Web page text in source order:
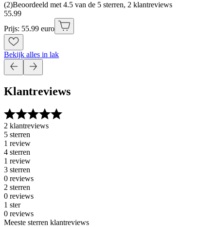
(2)Beoordeeld met 4.5 van de 5 sterren, 2 klantreviews
55.99
Prijs: 55.99 euro
Bekijk alles in lak
Klantreviews
2 klantreviews
5 sterren
1 review
4 sterren
1 review
3 sterren
0 reviews
2 sterren
0 reviews
1 ster
0 reviews
Meeste sterren klantreviews